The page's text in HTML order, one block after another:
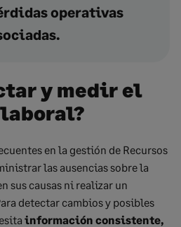
operativas
y medir el
en la gestión de Recursos
las ausencias sobre la
sus causas ni realizar un
detectar cambios y posibles
información consistente,